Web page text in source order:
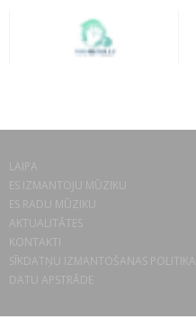
LAIPA
ES IZMANTOJU MŪZIKU
ES RADU MŪZIKU
AKTUALITĀTES
KONTAKTI
SĪKDATŅU IZMANTOŠANAS POLITIKA
DATU APSTRĀDE